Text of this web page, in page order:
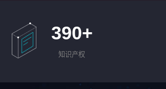
390+
知识产权